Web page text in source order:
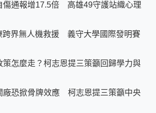
傷通報增17.5倍 高雄49守護站織心理
跨界無人機救援 義守大學國際發明賽
策怎麼走？柯志恩提三策籲回歸學力與
廠恐掀骨牌效應 柯志恩提三策籲中央